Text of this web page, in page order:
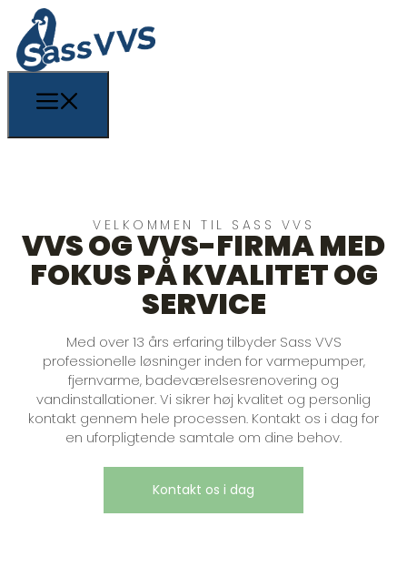
VELKOMMEN TIL SASS VVS
VVS OG VVS-FIRMA MED
FOKUS PÅ KVALITET OG
SERVICE
Med over 13 års erfaring tilbyder Sass VVS
professionelle løsninger inden for varmepumper,
fjernvarme, badeværelsesrenovering og
vandinstallationer. Vi sikrer høj kvalitet og personlig
kontakt gennem hele processen. Kontakt os i dag for
en uforpligtende samtale om dine behov.
Kontakt os i dag